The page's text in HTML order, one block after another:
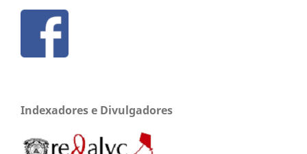
Indexadores e Divulgadores